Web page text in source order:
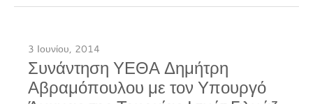
3 Ιουνίου, 2014
Συνάντηση ΥΕΘΑ Δημήτρη
Αβραμόπουλου με τον Υπουργό